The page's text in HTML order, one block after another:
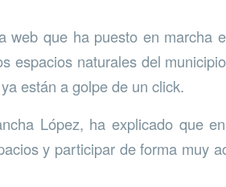
web que ha puesto en marcha
espacios naturales del
están a golpe de un click.
López, ha explicado que
y participar de forma muy